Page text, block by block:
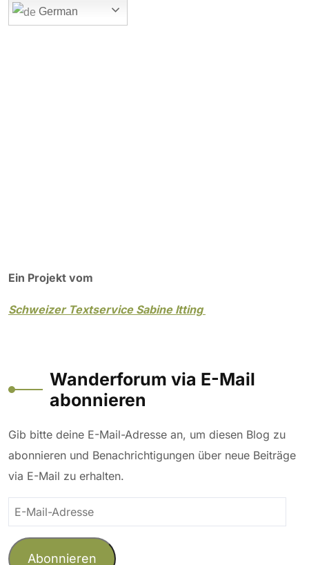
German
Ein Projekt vom
Schweizer Textservice Sabine Itting
Wanderforum via E-Mail
abonnieren
Gib bitte deine E-Mail-Adresse an, um diesen Blog zu
abonnieren und Benachrichtigungen über neue Beiträge
via E-Mail zu erhalten.
E-
Mail-
Adresse
Abonnieren